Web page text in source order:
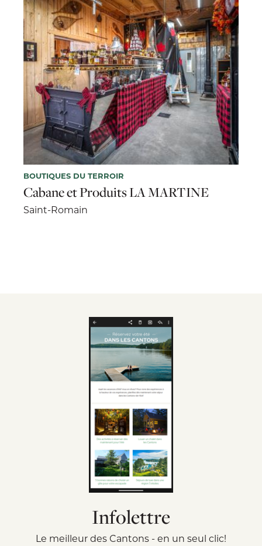
BOUTIQUES DU TERROIR
Cabane et Produits LA MARTINE
Saint-Romain
Infolettre
Le meilleur des Cantons - en un seul clic!